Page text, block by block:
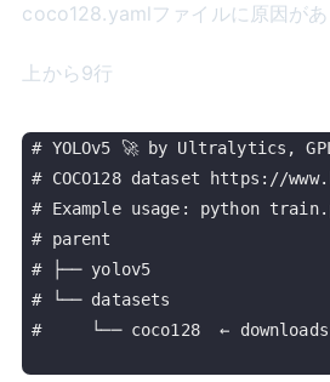
coco128.yamlファイルに原因が
上から9行
# YOLOv5 🚀 by Ultralytics,
# COCO128 dataset https://
# Example usage: python
# parent
# ├── yolov5
# └── datasets
#     └── coco128  ←